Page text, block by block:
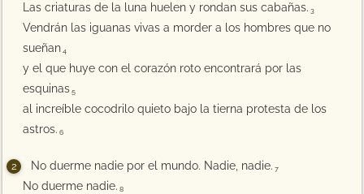
Las criaturas de la luna huelen y rondan sus cabañas. 3
Vendrán las iguanas vivas a morder a los hombres que no
sueñan 4
y el que huye con el corazón roto encontrará por las
esquinas 5
al increíble cocodrilo quieto bajo la tierna protesta de los
astros. 6
No duerme nadie por el mundo. Nadie, nadie. 7
No duerme nadie. 8